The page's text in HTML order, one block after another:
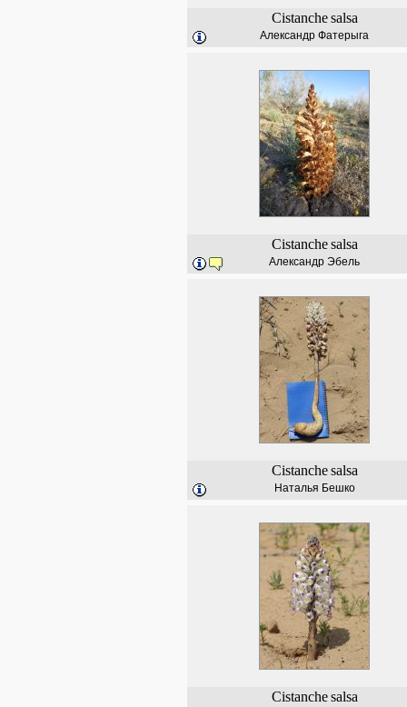
Cistanche salsa
Александр Фатерыга
Cistanche salsa
Александр Эбель
Cistanche salsa
Наталья Бешко
Cistanche salsa